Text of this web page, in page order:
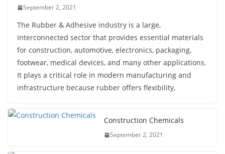
September 2, 2021
The Rubber & Adhesive industry is a large,
interconnected sector that provides essential materials
for construction, automotive, electronics, packaging,
footwear, medical devices, and many other applications.
It plays a critical role in modern manufacturing and
infrastructure because rubber offers flexibility,
Construction Chemicals
September 2, 2021